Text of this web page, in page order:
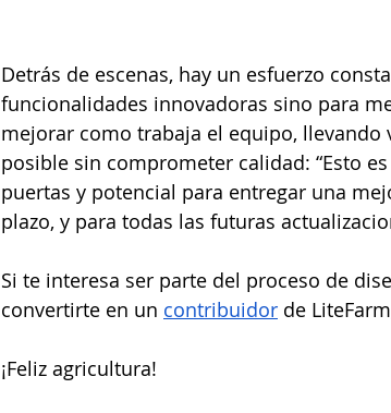
Detrás de escenas, hay un esfuerzo
funcionalidades innovadoras sino para
mejorar como trabaja el equipo,
posible sin comprometer calidad: “Esto
puertas y potencial para entregar una
plazo, y para todas las futuras
Si te interesa ser parte del proceso de
convertirte en un contribuidor de
¡Feliz agricultura!